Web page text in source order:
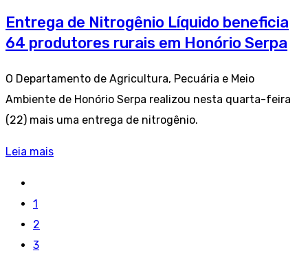
Entrega de Nitrogênio Líquido beneficia
64 produtores rurais em Honório Serpa
O Departamento de Agricultura, Pecuária e Meio
Ambiente de Honório Serpa realizou nesta quarta-feira
(22) mais uma entrega de nitrogênio.
Leia mais
1
2
3